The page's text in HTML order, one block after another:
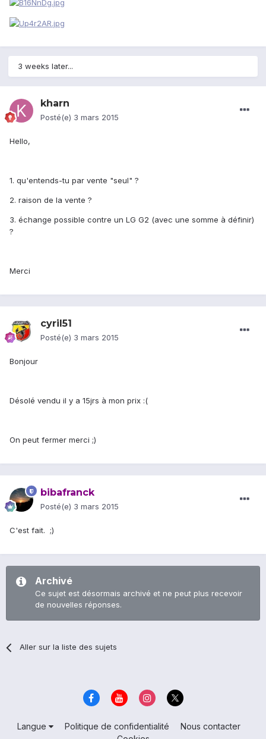
3 weeks later...
kharn
Posté(e) 3 mars 2015
Hello,
1. qu'entends-tu par vente "seul" ?
2. raison de la vente ?
3. échange possible contre un LG G2 (avec une somme à définir)
?
Merci
cyril51
Posté(e) 3 mars 2015
Bonjour
Désolé vendu il y a 15jrs à mon prix :(
On peut fermer merci ;)
bibafranck
Posté(e) 3 mars 2015
C'est fait. ;)
Archivé
Ce sujet est désormais archivé et ne peut plus recevoir
de nouvelles réponses.
Aller sur la liste des sujets
Langue Politique de confidentialité
Nous contacter